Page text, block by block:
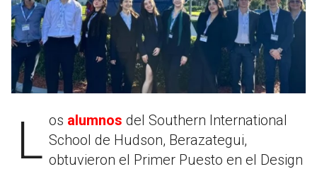
Los alumnos del Southern International
School de Hudson, Berazategui,
obtuvieron el Primer Puesto en el Design